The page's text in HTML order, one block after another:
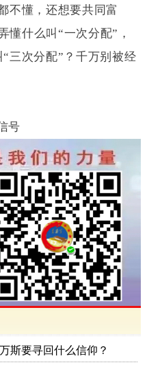
不懂，还想要共同富
懂什么叫“一次分配”，
三次分配”？千万别被经
号
斯要寻回什么信仰？